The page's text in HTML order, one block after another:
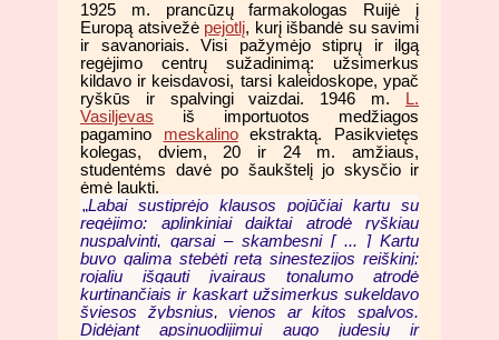
1925 m. prancūzų farmakologas Ruijė į
Europą atsivežė pejotlį, kurį išbandė su savimi
ir savanoriais. Visi pažymėjo stiprų ir ilgą
regėjimo centrų sužadinimą: užsimerkus
kildavo ir keisdavosi, tarsi kaleidoskope, ypač
ryškūs ir spalvingi vaizdai. 1946 m.
L.
Vasiljevas iš importuotos medžiagos
pagamino meskalinoekstraktą. Pasikvietęs
kolegas, dviem, 20 ir 24 m. amžiaus,
studentėms davė po šaukštelį jo skysčio ir
ėmė laukti.
„Labai sustiprėjo klausos pojūčiai kartu su
regėjimo: aplinkiniai daiktai atrodė ryškiau
nuspalvinti, garsai – skambesni [ ... ] Kartu
buvo galima stebėti retą sinestezijos reiškinį:
rojaliu išgauti įvairaus tonalumo atrodė
kurtinančiais ir kaskart užsimerkus sukeldavo
šviesos žybsnius, vienos ar kitos spalvos.
Didėjant apsinuodijimui augo judesių ir